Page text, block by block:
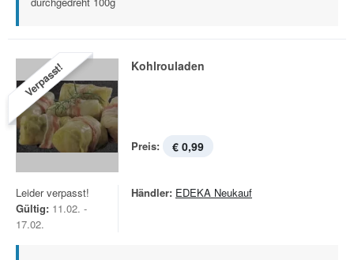
Verpasst! Kohlrouladen
Preis: € 0,99
Leider verpasst!
Gültig: 11.02. -
17.02.
Händler: EDEKA Neukauf